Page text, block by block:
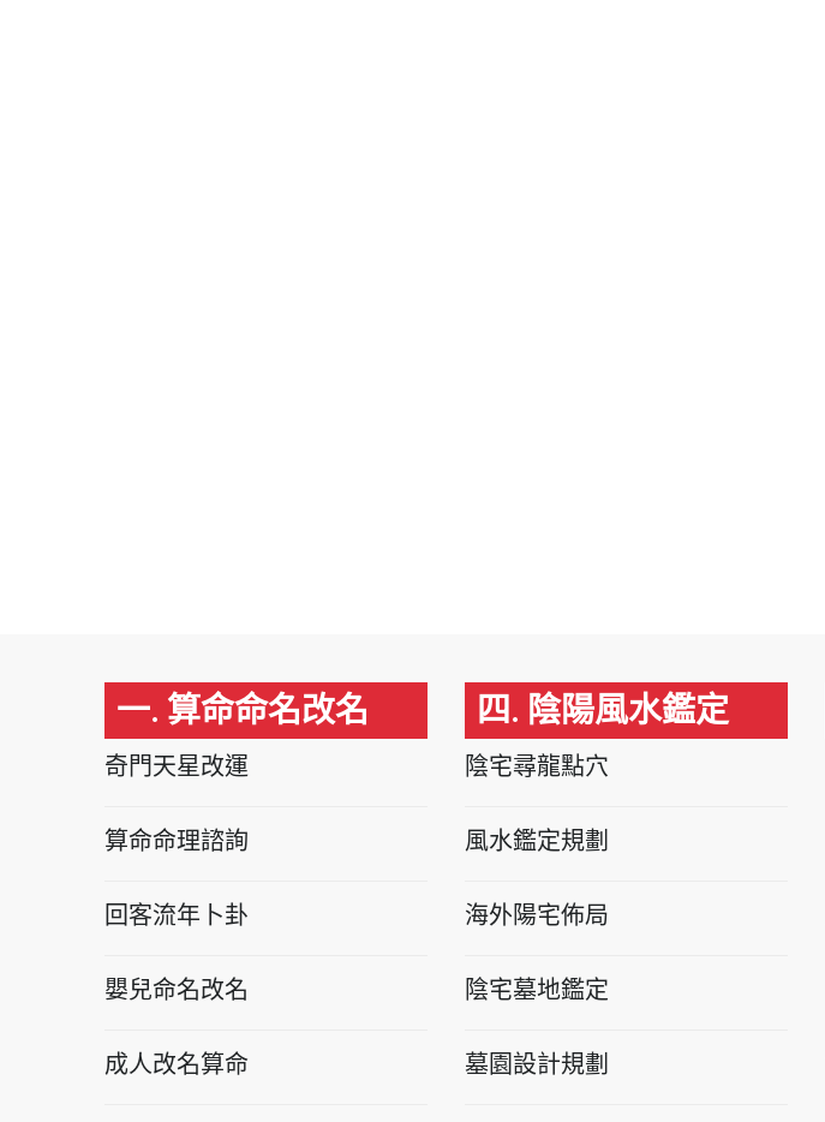
一. 算命命名改名
奇門天星改運
算命命理諮詢
回客流年卜卦
嬰兒命名改名
成人改名算命
四. 陰陽風水鑑定
陰宅尋龍點穴
風水鑑定規劃
海外陽宅佈局
陰宅墓地鑑定
墓園設計規劃